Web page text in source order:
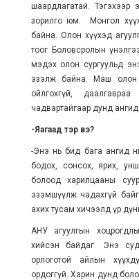
шаардлагатай.
зорилго юм. Монгол
байна. Олон хүүхэд
тоог Боловсролын
мэдэх олон сургуульд
эзэлж байна. Маш олон
ойлгохгүй,
чадвартайгаар дунд
-Яагаад тэр вэ?
-Энэ нь бид бага ангид
бодох, сонсох, ярих,
болоод харилцааны
эзэмшүүлж чадахгүй
ахих тусам хичээлд үр
АНУ агуулгын
хийсэн байдаг. Энэ
орлоготой айлын
ордоггүй. Харин дунд